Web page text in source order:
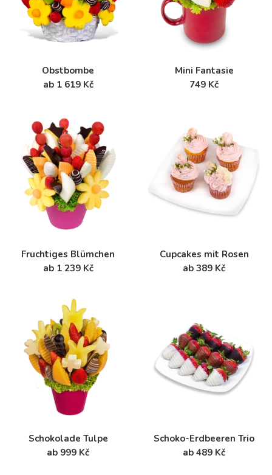
Obstbombe
ab 1 619 Kč
Mini Fantasie
749 Kč
Fruchtiges Blümchen
ab 1 239 Kč
Cupcakes mit Rosen
ab 389 Kč
Schokolade Tulpe
ab 999 Kč
Schoko-Erdbeeren Trio
ab 489 Kč